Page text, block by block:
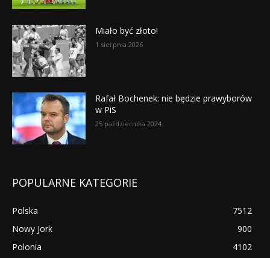
Miało być złoto!
1 sierpnia 2026
Rafał Bochenek: nie będzie prawyborów
w PiS
25 października 2024
POPULARNE KATEGORIE
Polska
7512
Nowy Jork
900
Polonia
4102